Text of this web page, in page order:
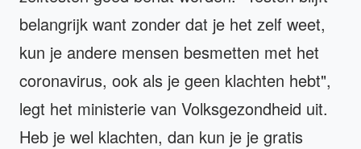
belangrijk want zonder dat je het zelf weet,
kun je andere mensen besmetten met het
coronavirus, ook als je geen klachten hebt",
legt het ministerie van Volksgezondheid uit.
Heb je wel klachten, dan kun je je gratis